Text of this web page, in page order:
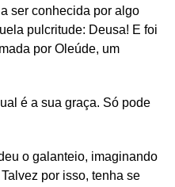
ser conhecida por algo
pulcritude: Deusa! E foi
por Oleúde, um
é a sua graça. Só pode
o galanteio, imaginando
por isso, tenha se